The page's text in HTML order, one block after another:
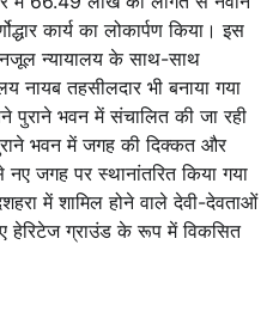
कार्य का लोकार्पण किया। इस
न्यायालय के साथ-साथ
नायब तहसीलदार भी बनाया गया
पुराने भवन में संचालित की जा रही
भवन में जगह की दिक्कत और
जगह पर स्थानांतरित किया गया
में शामिल होने वाले देवी-देवताओं
हेरिटेज ग्राउंड के रूप में विकसित